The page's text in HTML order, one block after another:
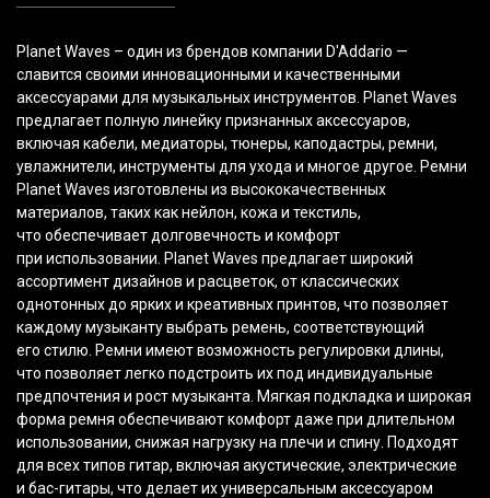
Planet Waves – один из брендов компании D'Addario —
славится своими инновационными и качественными
аксессуарами для музыкальных инструментов. Planet Waves
предлагает полную линейку признанных аксессуаров,
включая кабели, медиаторы, тюнеры, каподастры, ремни,
увлажнители, инструменты для ухода и многое другое. Ремни
Planet Waves изготовлены из высококачественных
материалов, таких как нейлон, кожа и текстиль,
что обеспечивает долговечность и комфорт
при использовании. Planet Waves предлагает широкий
ассортимент дизайнов и расцветок, от классических
однотонных до ярких и креативных принтов, что позволяет
каждому музыканту выбрать ремень, соответствующий
его стилю. Ремни имеют возможность регулировки длины,
что позволяет легко подстроить их под индивидуальные
предпочтения и рост музыканта. Мягкая подкладка и широкая
форма ремня обеспечивают комфорт даже при длительном
использовании, снижая нагрузку на плечи и спину. Подходят
для всех типов гитар, включая акустические, электрические
и бас-гитары, что делает их универсальным аксессуаром